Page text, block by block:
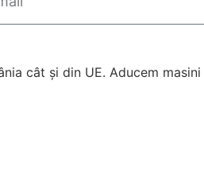
cât și din UE. Aducem